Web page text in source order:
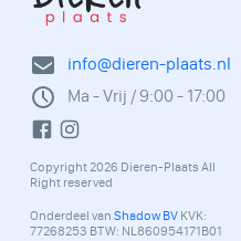
info@dieren-plaats.nl
Ma - Vrij / 9:00 - 17:00
Copyright 2026 Dieren-Plaats All
Right reserved
Onderdeel van Shadow BV KVK:
77268253 BTW: NL860954171B01